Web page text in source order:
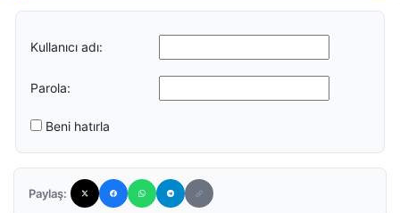
Kullanıcı adı:
Parola:
Beni hatırla
Paylaş: